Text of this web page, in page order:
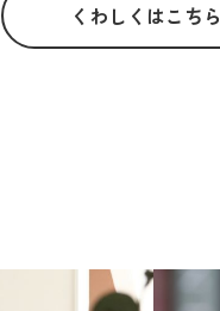
くわしくはこちら